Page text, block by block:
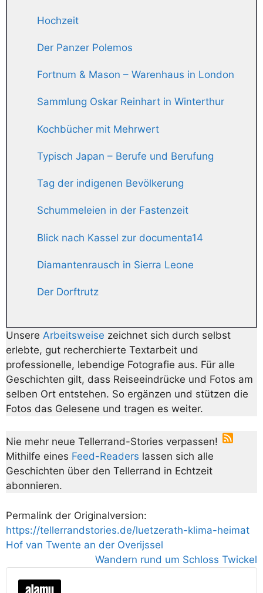
Hochzeit
Der Panzer Polemos
Fortnum & Mason – Warenhaus in London
Sammlung Oskar Reinhart in Winterthur
Kochbücher mit Mehrwert
Typisch Japan – Berufe und Berufung
Tag der indigenen Bevölkerung
Schummeleien in der Fastenzeit
Blick nach Kassel zur documenta14
Diamantenrausch in Sierra Leone
Der Dorftrutz
Unsere Arbeitsweise zeichnet sich durch selbst
erlebte, gut recherchierte Textarbeit und
professionelle, lebendige Fotografie aus. Für alle
Geschichten gilt, dass Reiseeindrücke und Fotos am
selben Ort entstehen. So ergänzen und stützen die
Fotos das Gelesene und tragen es weiter.
Nie mehr neue Tellerrand-Stories verpassen!
Mithilfe eines Feed-Readers lassen sich alle
Geschichten über den Tellerrand in Echtzeit
abonnieren.
Permalink der Originalversion:
https://tellerrandstories.de/luetzerath-klima-heimat
Hof van Twente an der Overijssel
Wandern rund um Schloss Twickel